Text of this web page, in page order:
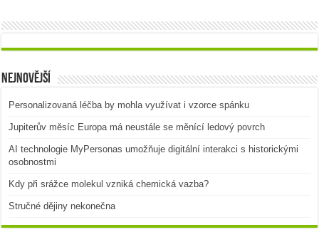
Nejnovější
Personalizovaná léčba by mohla využívat i vzorce spánku
Jupiterův měsíc Europa má neustále se měnící ledový povrch
AI technologie MyPersonas umožňuje digitální interakci s historickými
osobnostmi
Kdy při srážce molekul vzniká chemická vazba?
Stručné dějiny nekonečna